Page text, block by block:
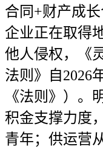
合同+财产成长
企业正在取得
他人侵权，《
法则》自2026
《法则》）。
积金支撑力度
青年；供运营